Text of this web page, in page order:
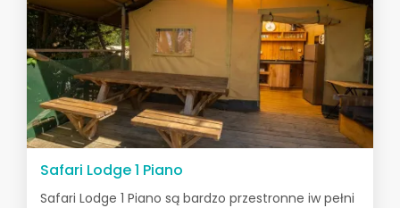
Safari Lodge 1 Piano
Safari Lodge 1 Piano są bardzo przestronne iw pełni